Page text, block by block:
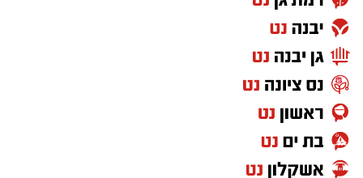
פעילות העלולה לסכן את שלום הציבור.
להצטרפות לקבוצות ועדכוני "ירושלים החרדית"
מעוניינים להגיב? לדווח? צרו איתנו קשר במייל
האדום